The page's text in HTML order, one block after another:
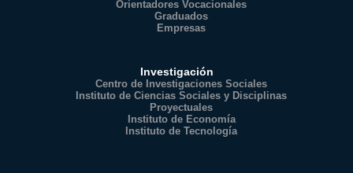
Orientadores Vocacionales
Graduados
Empresas
Investigación
Centro de Investigaciones Sociales
Instituto de Ciencias Sociales y Disciplinas
Proyectuales
Instituto de Economía
Instituto de Tecnología